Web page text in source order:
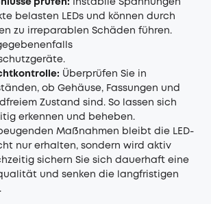
prüfen: Instabile Spannungen
belasten LEDs und können durch
zu irreparablen Schäden führen.
Überprüfen Sie in
ob Gehäuse, Fassungen und
Zustand sind. So lassen sich
erkennen und beheben.
Maßnahmen bleibt die LED-
nur erhalten, sondern wird aktiv
sichern Sie sich dauerhaft eine
und senken die langfristigen